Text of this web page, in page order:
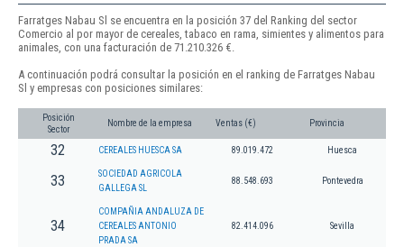
Farratges Nabau Sl se encuentra en la posición 37 del Ranking del sector
Comercio al por mayor de cereales, tabaco en rama, simientes y alimentos para
animales, con una facturación de 71.210.326 €.
A continuación podrá consultar la posición en el ranking de Farratges Nabau
Sl y empresas con posiciones similares:
Posición
Sector
Nombre de la empresa Ventas (€) Provincia
32 CEREALES HUESCA SA 89.019.472 Huesca
33
SOCIEDAD AGRICOLA
GALLEGA SL
88.548.693 Pontevedra
34
COMPAÑIA ANDALUZA DE
CEREALES ANTONIO
PRADA SA
82.414.096 Sevilla